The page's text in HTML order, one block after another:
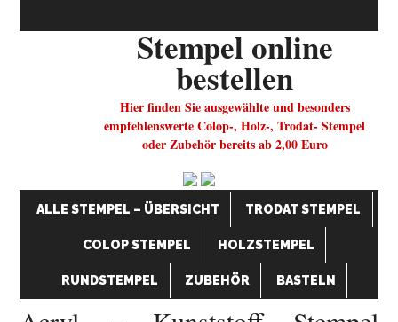
Stempel online
bestellen
Hier finden Sie ausgewählte und besonders
empfehlenswerte Colop-, Holz-, Trodat- Stempel
oder Zubehör bereits ab 2,00 Euro
ALLE STEMPEL – ÜBERSICHT TRODAT STEMPEL
COLOP STEMPEL HOLZSTEMPEL
RUNDSTEMPEL ZUBEHÖR BASTELN